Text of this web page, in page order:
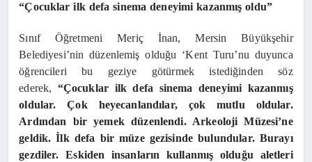
“Çocuklar ilk defa sinema deneyimi kazanmış oldu”
Sınıf Öğretmeni Meriç İnan, Mersin Büyükşehir
Belediyesi’nin düzenlemiş olduğu ‘Kent Turu’nu duyunca
öğrencileri bu geziye götürmek istediğinden söz
ederek, “Çocuklar ilk defa sinema deneyimi kazanmış
oldular. Çok heyecanlandılar, çok mutlu oldular.
Ardından bir yemek düzenlendi. Arkeoloji Müzesi’ne
geldik. İlk defa bir müze gezisinde bulundular. Burayı
gezdiler. Eskiden insanların kullanmış olduğu aletleri